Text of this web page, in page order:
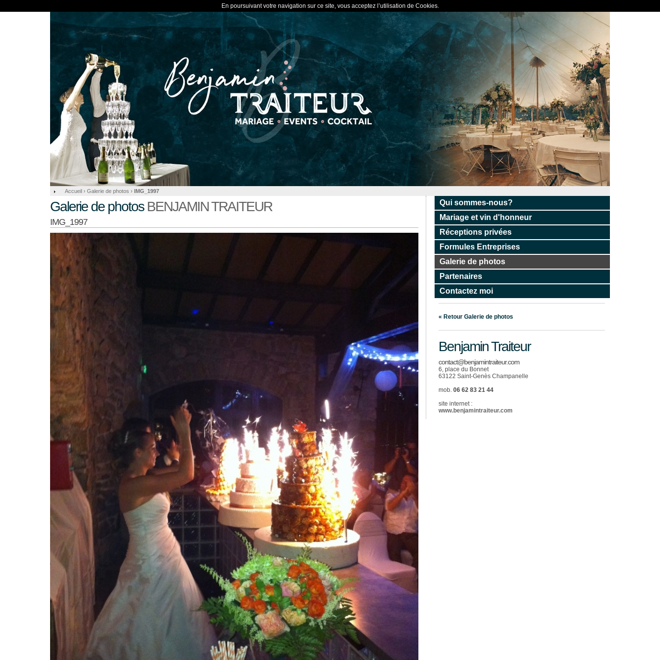
En poursuivant votre navigation sur ce site, vous acceptez l’utilisation de Cookies.
Galerie de photos BENJAMIN TRAITEUR
IMG_1997
Qui sommes-nous?
Mariage et vin d'honneur
Réceptions privées
Formules Entreprises
Galerie de photos
Partenaires
Contactez moi
« Retour Galerie de photos
Benjamin Traiteur
contact@benjamintraiteur.com
6, place du Bonnet
63122 Saint-Genès Champanelle
mob. 06 62 83 21 44
site internet :
www.benjamintraiteur.com
Accueil › Galerie de photos › IMG_1997